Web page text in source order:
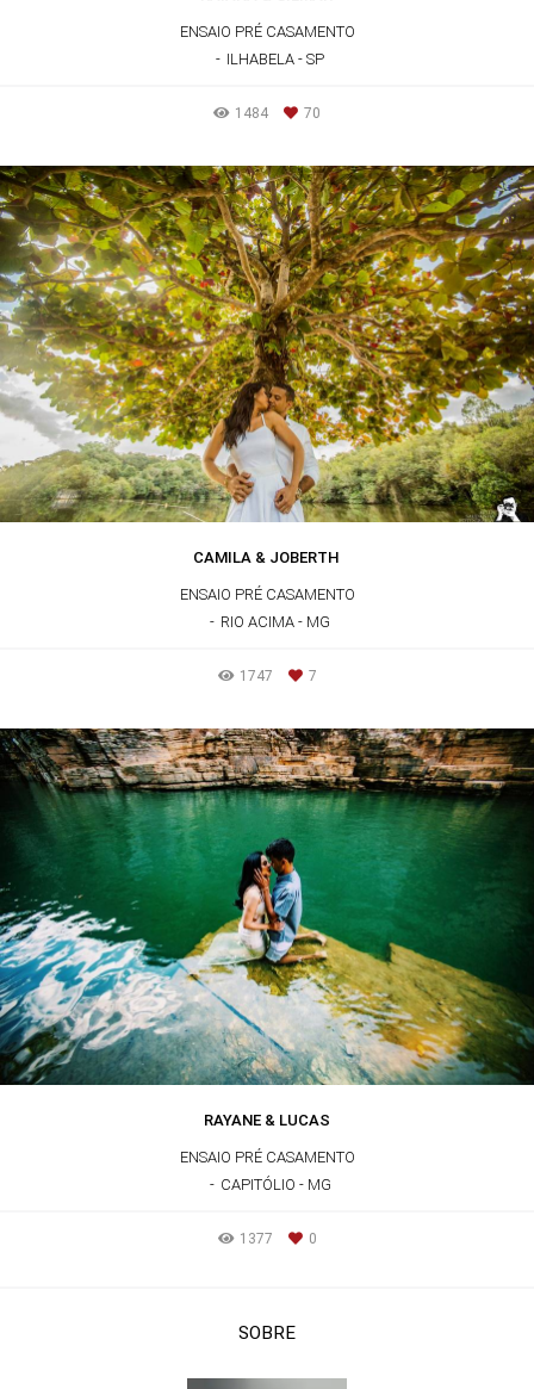
ENSAIO PRÉ CASAMENTO
ILHABELA - SP
1484 70
CAMILA & JOBERTH
ENSAIO PRÉ CASAMENTO
RIO ACIMA - MG
1747 7
RAYANE & LUCAS
ENSAIO PRÉ CASAMENTO
CAPITÓLIO - MG
1377 0
SOBRE